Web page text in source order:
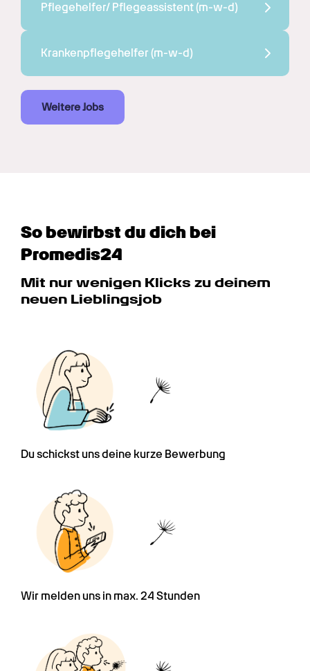
Pflegehelfer/ Pflegeassistent (m-w-d)
Krankenpflegehelfer (m-w-d)
Weitere Jobs
So bewirbst du dich bei
Promedis24
Mit nur wenigen Klicks zu deinem
neuen Lieblingsjob
Du schickst uns deine kurze Bewerbung
Wir melden uns in max. 24 Stunden